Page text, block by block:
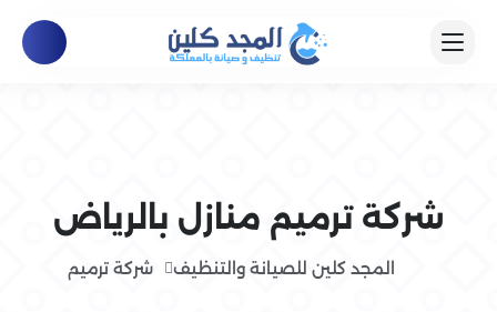
شركة ترميم منازل بالرياض
المجد كلين للصيانة والتنظيف شركة ترميم